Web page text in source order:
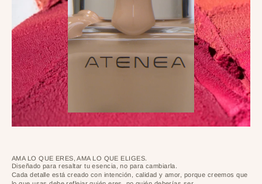
AMA LO QUE ERES, AMA LO QUE ELIGES.
Diseñado para resaltar tu esencia, no para cambiarla.
Cada detalle está creado con intención, calidad y amor, porque creemos que